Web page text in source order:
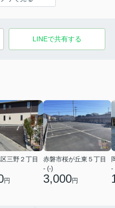
LINEで共有する
三野２丁目
円
赤磐市桜が丘東５丁目
- (-)
3,000円
-